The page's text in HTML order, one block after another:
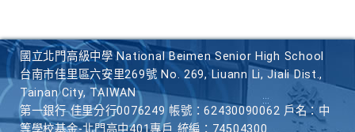
國立北門高級中學 National Beimen Senior High School
台南市佳里區六安里269號 No. 269, Liuann Li, Jiali Dist.,
Tainan City, TAIWAN
第一銀行 佳里分行0076249 帳號：62430090062 戶名：中
等學校基金-北門高中401專戶 統編：74504300